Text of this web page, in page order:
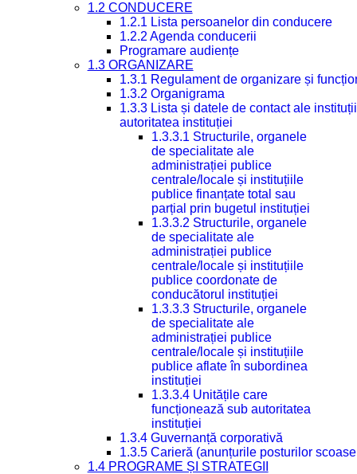
1.2 CONDUCERE
1.2.1 Lista persoanelor din conducere
1.2.2 Agenda conducerii
Programare audiențe
1.3 ORGANIZARE
1.3.1 Regulament de organizare și
1.3.2 Organigrama
1.3.3 Lista și datele de contact ale
autoritatea instituției
1.3.3.1 Structurile, organele
de specialitate ale
administrației publice
centrale/locale și instituțiile
publice finanțate total sau
parțial prin bugetul instituției
1.3.3.2 Structurile, organele
de specialitate ale
administrației publice
centrale/locale și instituțiile
publice coordonate de
conducătorul instituției
1.3.3.3 Structurile, organele
de specialitate ale
administrației publice
centrale/locale și instituțiile
publice aflate în subordinea
instituției
1.3.3.4 Unitățile care
funcționează sub autoritatea
instituției
1.3.4 Guvernanță corporativă
1.3.5 Carieră (anunțurile posturilor
1.4 PROGRAME ȘI STRATEGII